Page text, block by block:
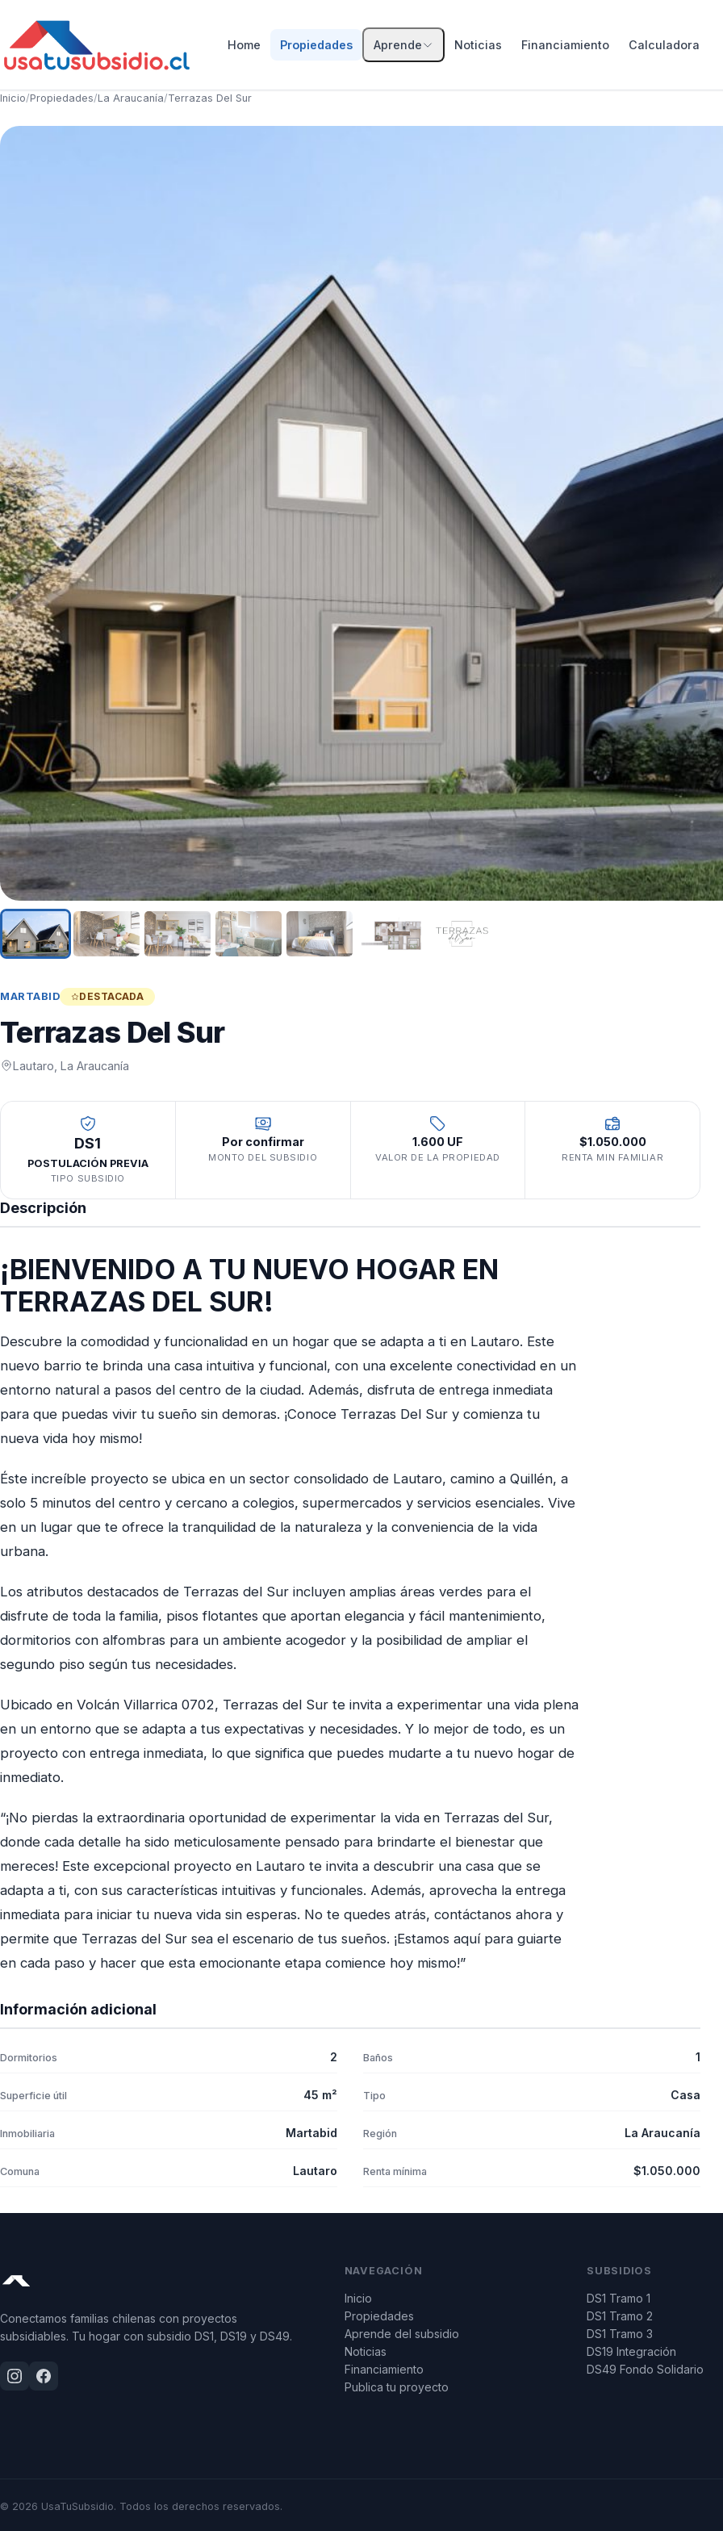
Home Propiedades Aprende
Todos los subsidios
Compra sin crédito
hipotecario
Noticias Financiamiento Calculadora
Inicio/Propiedades/La Araucanía/Terrazas Del Sur
MARTABID DESTACADA
Terrazas Del Sur
Lautaro, La Araucanía
DS1
POSTULACIÓN PREVIA
TIPO SUBSIDIO
Por confirmar
MONTO DEL SUBSIDIO
1.600 UF
VALOR DE LA PROPIEDAD
$1.050.000
RENTA MIN FAMILIAR
Descripción
¡BIENVENIDO A TU NUEVO HOGAR EN
TERRAZAS DEL SUR!
Descubre la comodidad y funcionalidad en un hogar que se adapta a ti en Lautaro. Este
nuevo barrio te brinda una casa intuitiva y funcional, con una excelente conectividad en un
entorno natural a pasos del centro de la ciudad. Además, disfruta de entrega inmediata
para que puedas vivir tu sueño sin demoras. ¡Conoce Terrazas Del Sur y comienza tu
nueva vida hoy mismo!
Éste increíble proyecto se ubica en un sector consolidado de Lautaro, camino a Quillén, a
solo 5 minutos del centro y cercano a colegios, supermercados y servicios esenciales. Vive
en un lugar que te ofrece la tranquilidad de la naturaleza y la conveniencia de la vida
urbana.
Los atributos destacados de Terrazas del Sur incluyen amplias áreas verdes para el
disfrute de toda la familia, pisos flotantes que aportan elegancia y fácil mantenimiento,
dormitorios con alfombras para un ambiente acogedor y la posibilidad de ampliar el
segundo piso según tus necesidades.
Ubicado en Volcán Villarrica 0702, Terrazas del Sur te invita a experimentar una vida plena
en un entorno que se adapta a tus expectativas y necesidades. Y lo mejor de todo, es un
proyecto con entrega inmediata, lo que significa que puedes mudarte a tu nuevo hogar de
inmediato.
“¡No pierdas la extraordinaria oportunidad de experimentar la vida en Terrazas del Sur,
donde cada detalle ha sido meticulosamente pensado para brindarte el bienestar que
mereces! Este excepcional proyecto en Lautaro te invita a descubrir una casa que se
adapta a ti, con sus características intuitivas y funcionales. Además, aprovecha la entrega
inmediata para iniciar tu nueva vida sin esperas. No te quedes atrás, contáctanos ahora y
permite que Terrazas del Sur sea el escenario de tus sueños. ¡Estamos aquí para guiarte
en cada paso y hacer que esta emocionante etapa comience hoy mismo!”
Información adicional
Dormitorios 2 Baños 1
Superficie útil 45 m² Tipo Casa
Inmobiliaria Martabid Región La Araucanía
Comuna Lautaro Renta mínima $1.050.000
Conectamos familias chilenas con proyectos
subsidiables. Tu hogar con subsidio DS1, DS19 y DS49.
NAVEGACIÓN
Inicio
Propiedades
Aprende del subsidio
Noticias
Financiamiento
Publica tu proyecto
SUBSIDIOS
DS1 Tramo 1
DS1 Tramo 2
DS1 Tramo 3
DS19 Integración
DS49 Fondo Solidario
© 2026 UsaTuSubsidio. Todos los derechos reservados.